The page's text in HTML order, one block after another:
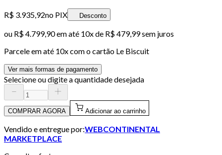
R$ 3.935,92no PIX Desconto
ou R$ 4.799,90em até 10x de R$ 479,99 sem juros
Parcele em até 10x com o cartão Le Biscuit
Ver mais formas de pagamento
Selecione ou digite a quantidade desejada
COMPRAR AGORA Adicionar ao carrinho
Vendido e entregue por:WEBCONTINENTAL
MARKETPLACE